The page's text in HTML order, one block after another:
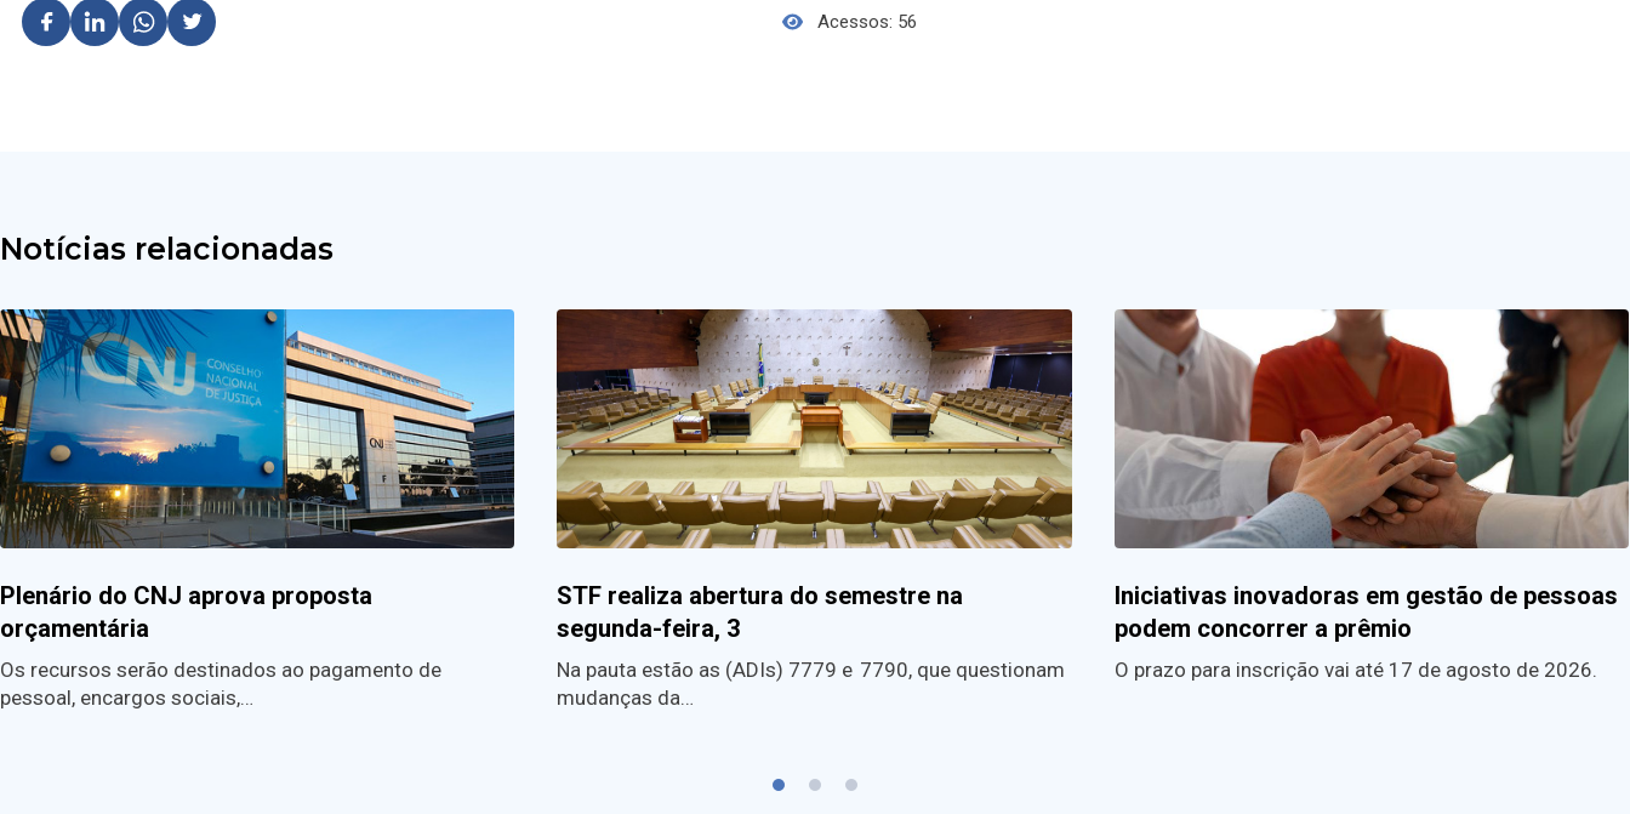
Acessos: 56
Notícias relacionadas
Plenário do CNJ aprova proposta
orçamentária
Os recursos serão destinados ao pagamento de
pessoal, encargos sociais,…
STF realiza abertura do semestre na
segunda-feira, 3
Na pauta estão as (ADIs) 7779 e 7790, que questionam
mudanças da…
Iniciativas inovadoras em gestão de pessoas
podem concorrer a prêmio
O prazo para inscrição vai até 17 de agosto de 2026.